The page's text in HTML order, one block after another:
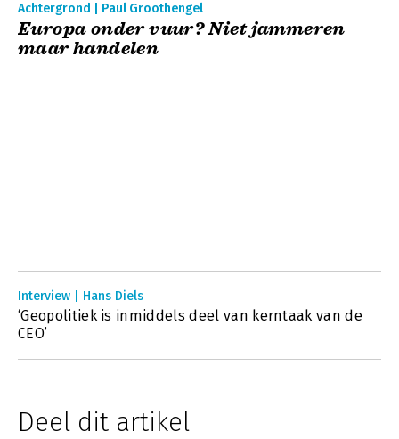
Achtergrond | Paul Groothengel
Europa onder vuur? Niet jammeren
maar handelen
Interview | Hans Diels
‘Geopolitiek is inmiddels deel van kerntaak van de
CEO’
Deel dit artikel